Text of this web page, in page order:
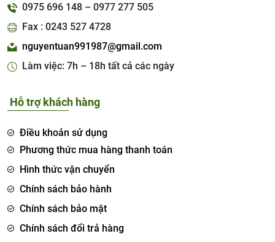
0975 696 148 – 0977 277 505
Fax : 0243 527 4728
nguyentuan991987@gmail.com
Làm việc: 7h – 18h tất cả các ngày
Hỗ trợ khách hàng
Điều khoản sử dụng
Phương thức mua hàng thanh toán
Hình thức vận chuyển
Chính sách bảo hành
Chính sách bảo mật
Chính sách đổi trả hàng